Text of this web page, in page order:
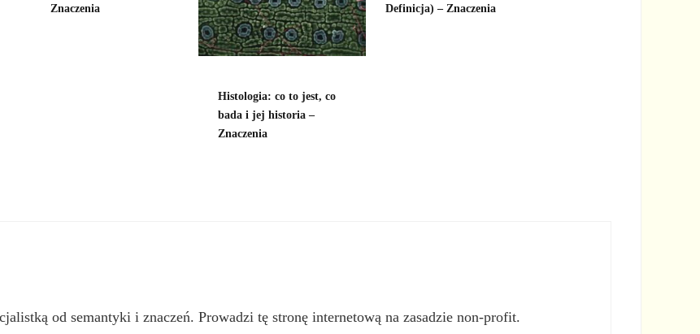
Znaczenia
Histologia: co to jest, co
bada i jej historia –
Znaczenia
Definicja) – Znaczenia
od semantyki i znaczeń. Prowadzi tę stronę internetową na zasadzie non-profit.